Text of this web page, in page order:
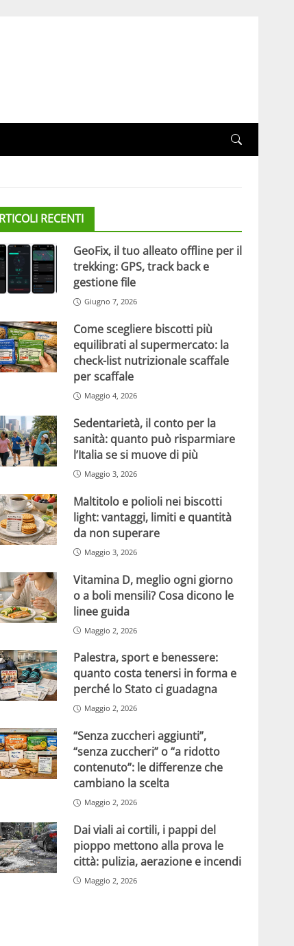
RECENTI
GeoFix, il tuo alleato offline per il
trekking: GPS, track back e
gestione file
Giugno 7, 2026
Come scegliere biscotti più
equilibrati al supermercato: la
check-list nutrizionale scaffale
per scaffale
Maggio 4, 2026
Sedentarietà, il conto per la
sanità: quanto può risparmiare
l’Italia se si muove di più
Maggio 3, 2026
Maltitolo e polioli nei biscotti
light: vantaggi, limiti e quantità
da non superare
Maggio 3, 2026
Vitamina D, meglio ogni giorno
o a boli mensili? Cosa dicono le
linee guida
Maggio 2, 2026
Palestra, sport e benessere:
quanto costa tenersi in forma e
perché lo Stato ci guadagna
Maggio 2, 2026
“Senza zuccheri aggiunti”,
“senza zuccheri” o “a ridotto
contenuto”: le differenze che
cambiano la scelta
Maggio 2, 2026
Dai viali ai cortili, i pappi del
pioppo mettono alla prova le
città: pulizia, aerazione e incendi
Maggio 2, 2026